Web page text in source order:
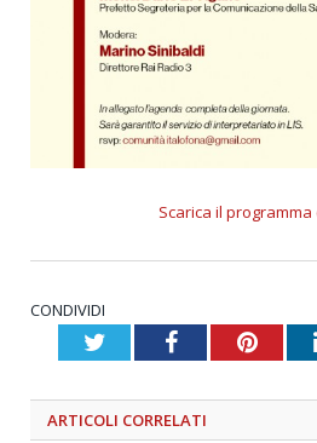
Scarica il
CONDIVIDI
TwitterFacebook
ARTICOLI CORRELATI